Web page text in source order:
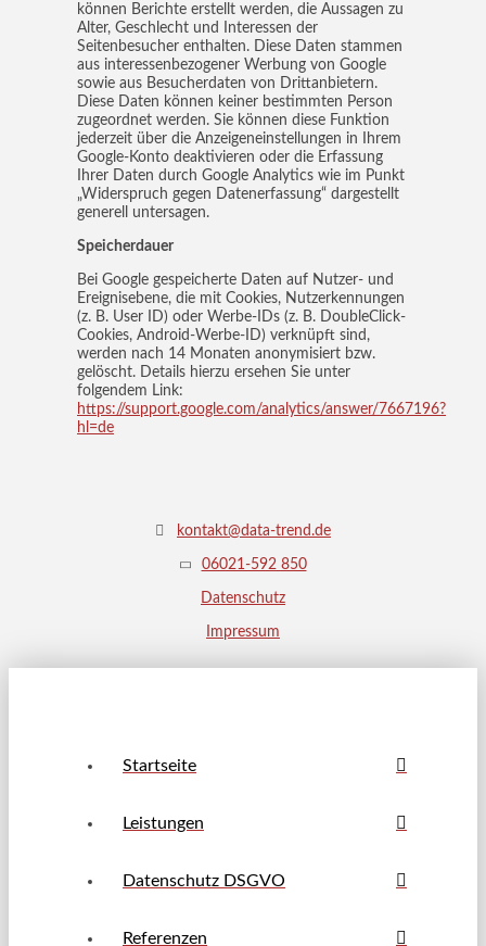
können Berichte erstellt werden, die Aussagen zu
Alter, Geschlecht und Interessen der
Seitenbesucher enthalten. Diese Daten stammen
aus interessenbezogener Werbung von Google
sowie aus Besucherdaten von Drittanbietern.
Diese Daten können keiner bestimmten Person
zugeordnet werden. Sie können diese Funktion
jederzeit über die Anzeigeneinstellungen in Ihrem
Google-Konto deaktivieren oder die Erfassung
Ihrer Daten durch Google Analytics wie im Punkt
„Widerspruch gegen Datenerfassung“ dargestellt
generell untersagen.
Speicherdauer
Bei Google gespeicherte Daten auf Nutzer- und
Ereignisebene, die mit Cookies, Nutzerkennungen
(z. B. User ID) oder Werbe-IDs (z. B. DoubleClick-
Cookies, Android-Werbe-ID) verknüpft sind,
werden nach 14 Monaten anonymisiert bzw.
gelöscht. Details hierzu ersehen Sie unter
folgendem Link:
https://support.google.com/analytics/answer/7667196?
hl=de
kontakt@data-trend.de
06021-592 850
Datenschutz
Impressum
Startseite
Leistungen
Datenschutz DSGVO
Referenzen